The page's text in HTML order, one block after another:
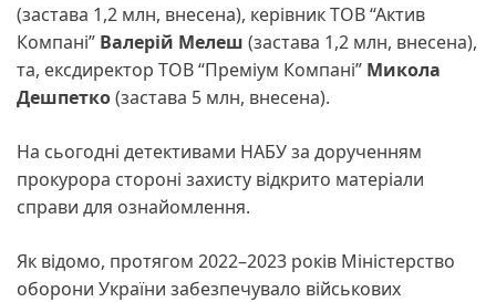
(застава 1,2 млн, внесена), керівник ТОВ “Актив
Компані” Валерій Мелеш (застава 1,2 млн, внесена),
та, ексдиректор ТОВ “Преміум Компані” Микола
Дешпетко(застава 5 млн, внесена).
На сьогодні детективами НАБУ за дорученням
прокурора стороні захисту відкрито матеріали
справи для ознайомлення.
Як відомо, протягом 2022–2023 років Міністерство
оборони України забезпечувало військових